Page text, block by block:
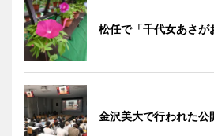
松任で「千代女あさが
金沢美大で行われた公